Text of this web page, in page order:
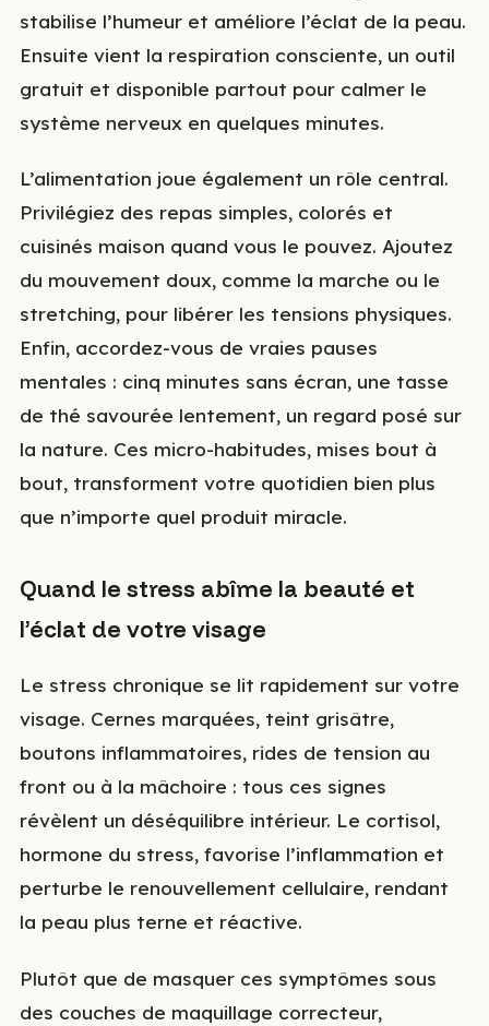
stabilise l’humeur et améliore l’éclat de la peau.
Ensuite vient la respiration consciente, un outil
gratuit et disponible partout pour calmer le
système nerveux en quelques minutes.
L’alimentation joue également un rôle central.
Privilégiez des repas simples, colorés et
cuisinés maison quand vous le pouvez. Ajoutez
du mouvement doux, comme la marche ou le
stretching, pour libérer les tensions physiques.
Enfin, accordez-vous de vraies pauses
mentales : cinq minutes sans écran, une tasse
de thé savourée lentement, un regard posé sur
la nature. Ces micro-habitudes, mises bout à
bout, transforment votre quotidien bien plus
que n’importe quel produit miracle.
Quand le stress abîme la beauté et
l’éclat de votre visage
Le stress chronique se lit rapidement sur votre
visage. Cernes marquées, teint grisâtre,
boutons inflammatoires, rides de tension au
front ou à la mâchoire : tous ces signes
révèlent un déséquilibre intérieur. Le cortisol,
hormone du stress, favorise l’inflammation et
perturbe le renouvellement cellulaire, rendant
la peau plus terne et réactive.
Plutôt que de masquer ces symptômes sous
des couches de maquillage correcteur,